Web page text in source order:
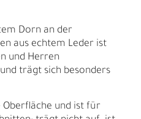
Dorn an der
aus echtem Leder ist
und Herren
trägt sich besonders
Oberfläche und ist für